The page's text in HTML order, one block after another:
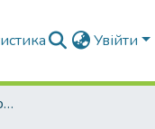
Увійти
Наукові журнали та збірники видань